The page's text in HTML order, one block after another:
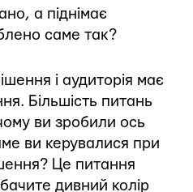
а піднімає
саме так?
і аудиторія має
Більшість питань
ви зробили ось
ви керувалися при
Це питання
дивний колір